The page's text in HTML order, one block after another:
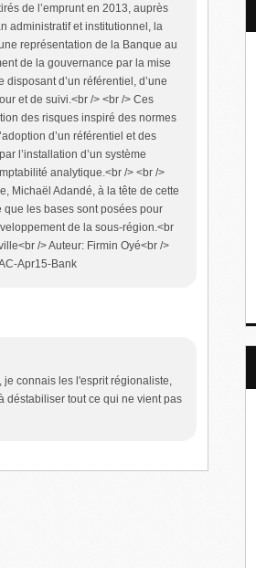
de l’emprunt en 2013, auprès
administratif et institutionnel, la
représentation de la Banque au
de la gouvernance par la mise
d’un référentiel, d’une
et de suivi.<br /> <br /> Ces
des risques inspiré des normes
d’un référentiel et des
l’installation d’un système
analytique.<br /> <br />
Michaël Adandé, à la tête de cette
les bases sont posées pour
de la sous-région.<br
/> Auteur: Firmin Oyé<br />
Apr15-Bank
je connais les l'esprit régionaliste,
déstabiliser tout ce qui ne vient pas